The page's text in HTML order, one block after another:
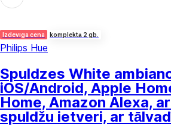
Izdevīga cena komplektā 2 gb.
Philips Hue
Spuldzes White
iOS/Android, Apple
Home, Amazon Alexa,
spuldžu ietveri, ar